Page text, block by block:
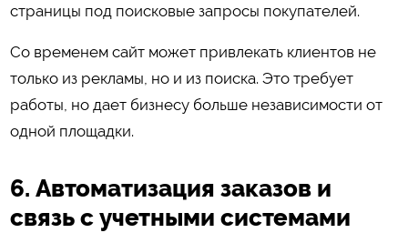
страницы под поисковые запросы покупателей.
Со временем сайт может привлекать клиентов не
только из рекламы, но и из поиска. Это требует
работы, но дает бизнесу больше независимости от
одной площадки.
6. Автоматизация заказов и
связь с учетными системами